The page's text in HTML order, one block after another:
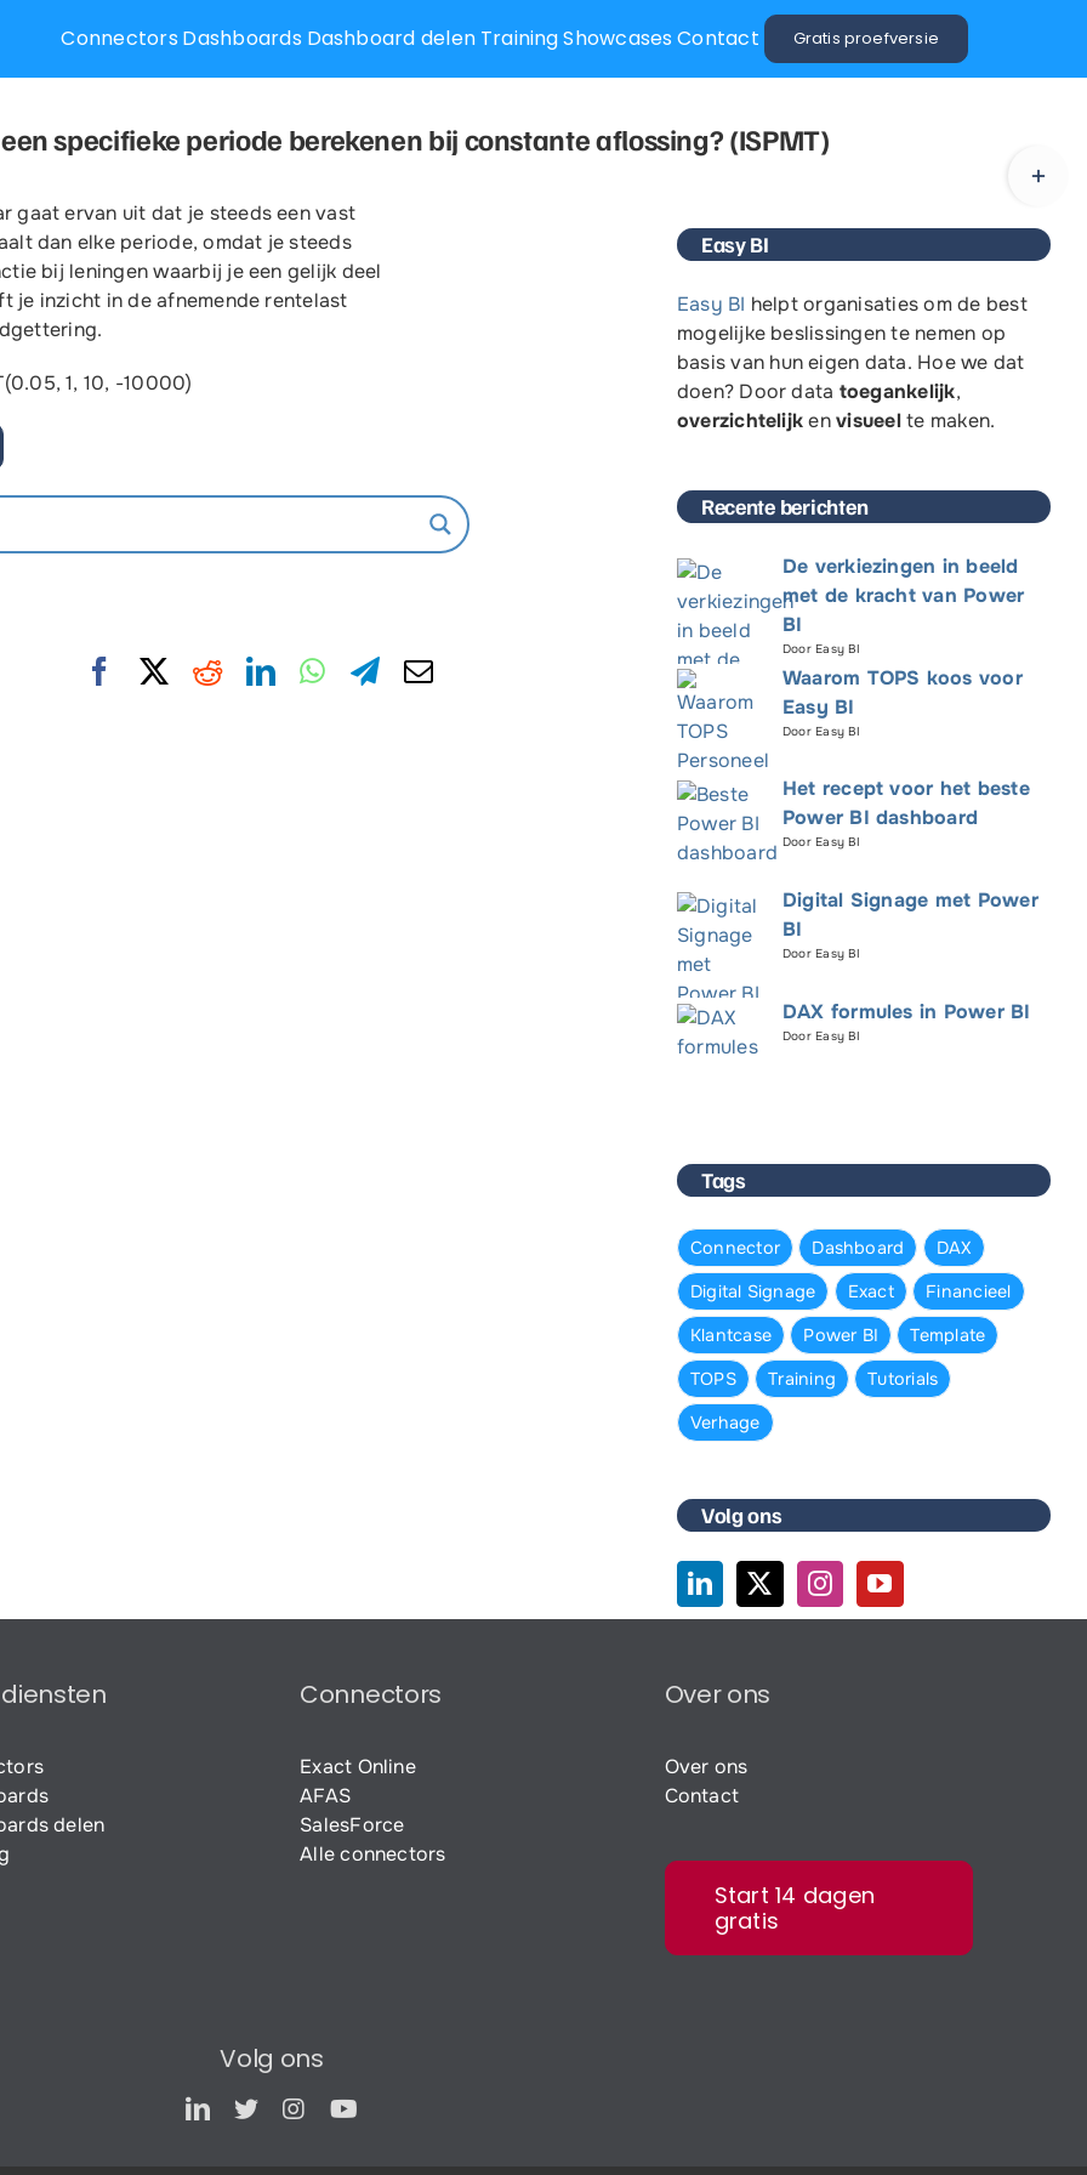
Connectors Dashboards Dashboard delen Training
voor elk
gebruiker: er
trainingen zijn
klassikaal,
eigenaar van
Aanvraag informatie Power BI training
Jouw naam
Telefoonnummer*
Showcases Contact Gratis proefversie
specifieke periode berekenen bij constante aflossing? (ISPMT)
gaat ervan uit dat je steeds een vast
dan elke periode, omdat je steeds
bij leningen waarbij je een gelijk deel
je inzicht in de afnemende rentelast
1, 10, -10000)
Easy BI
Easy BI helpt organisaties om de best
mogelijke beslissingen te nemen op
basis van huneigen data. Hoe we dat
doen? Door data toegankelijk,
overzichtelijkenvisueelte maken.
Recente berichten
De verkiezingen in beeld
met de kracht van Power
BI
Door Easy BI
Waarom TOPS koos voor
Easy BI
Door Easy BI
Het recept voor het beste
Power BI dashboard
Door Easy BI
Digital Signage met Power
BI
Door Easy BI
DAX formules in Power BI
Door Easy BI
Tags
Connector Dashboard
DAX
Digital Signage
Exact
Financieel
Klantcase
Power BI
Template
TOPS
Training
Tutorials
Verhage
Volg ons
delen
Connectors
Exact Online
AFAS
SalesForce
Alle connectors
Over ons
Over ons
Contact
Start 14 dagen
gratis
Volg ons
Sliding
Area